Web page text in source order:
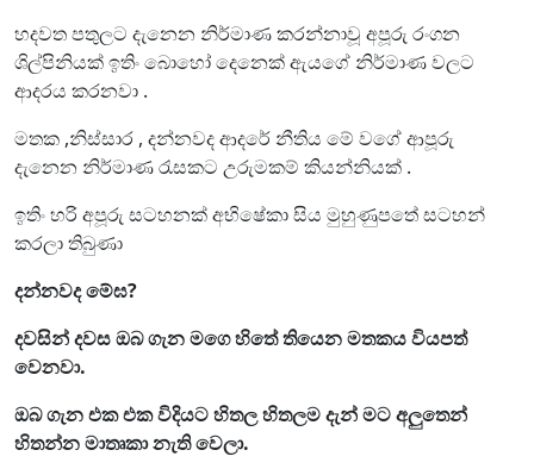
හදවත පතුලට දැනෙන නිර්මාණ කරන්නාවූ අපූරු රංගන
ශිල්පිනියක් ඉතිං බොහෝ දෙනෙක් ඇයගේ නිර්මාණ වලට
ආදරය කරනවා .
මතක ,නිස්සාර , දන්නවද ආදරේ නීතිය මේ වගේ ආපූරු
දැනෙන නිර්මාණ රැසකට උරුමකම් කියන්නියක් .
ඉතිං හරි අපූරු සටහනක් අභිෂේකා සිය මුහුණුපතේ සටහන්
කරලා තිබුණා
දන්නවද මේඝ?
දවසින් දවස ඔබ ගැන මගෙ හිතේ තියෙන මතකය වියපත්
වෙනවා.
ඔබ ගැන එක එක විදියට හිතල හිතලම දැන් මට අලුතෙන්
හිතන්න මාතෘකා නැති වෙලා.